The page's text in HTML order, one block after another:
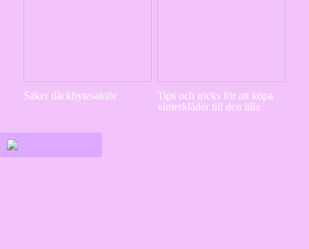
Säker däckbytesaktör
Tips och tricks för att köpa
vinterkläder till den lilla